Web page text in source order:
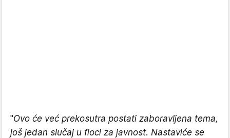
"Ovo će već prekosutra postati zaboravljena tema,
još jedan slučaj u fioci za javnost. Nastaviće se